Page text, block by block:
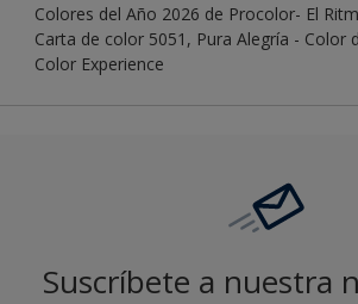
Colores del Año 2026 de Procolor- El
Carta de color 5051, Pura Alegría - Color
Color Experience
Suscríbete a nuestra